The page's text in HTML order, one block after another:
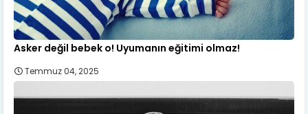
Asker değil bebek o! Uyumanın eğitimi olmaz!
Temmuz 04, 2025